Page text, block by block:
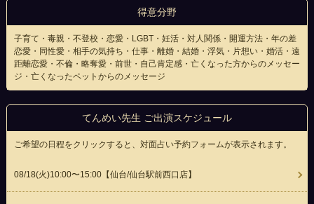
得意分野
子育て・毒親・不登校・恋愛・LGBT・妊活・対人関係・開運方法・年の差
恋愛・同性愛・相手の気持ち・仕事・離婚・結婚・浮気・片想い・婚活・遠
距離恋愛・不倫・略奪愛・前世・自己肯定感・亡くなった方からのメッセー
ジ・亡くなったペットからのメッセージ
てんめい先生 ご出演スケジュール
ご希望の日程をクリックすると、対面占い予約フォームが表示されます。
08/18(火)10:00〜15:00【仙台/仙台駅前西口店】